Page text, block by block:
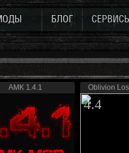
БЛОГ
AMK 1.4.1 Oblivion
4.4